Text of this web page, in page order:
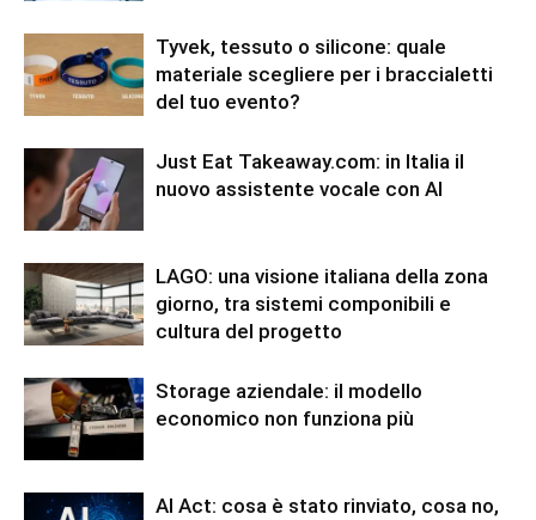
Tyvek, tessuto o silicone: quale
materiale scegliere per i braccialetti
del tuo evento?
Just Eat Takeaway.com: in Italia il
nuovo assistente vocale con AI
LAGO: una visione italiana della zona
giorno, tra sistemi componibili e
cultura del progetto
Storage aziendale: il modello
economico non funziona più
AI Act: cosa è stato rinviato, cosa no,